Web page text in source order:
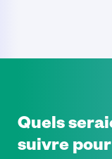
Quels
suivre